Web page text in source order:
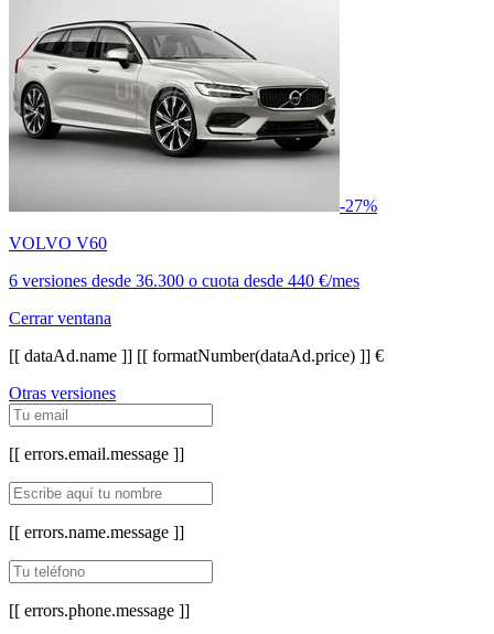
-27%
VOLVO V60
6 versiones desde 36.300 o cuota desde 440 €/mes
Cerrar ventana
[[ dataAd.name ]] [[ formatNumber(dataAd.price) ]] €
Otras versiones
[[ errors.email.message ]]
[[ errors.name.message ]]
[[ errors.phone.message ]]